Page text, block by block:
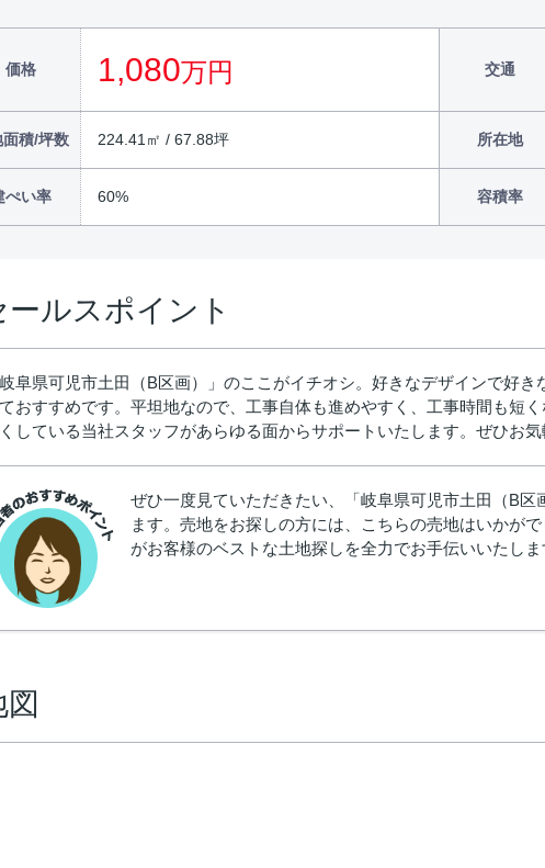
価格 1,080万円 交通
面積/坪数 224.41㎡ / 67.88坪 所在地
ぺい率 60% 容積率
ールスポイント
岐阜県可児市土田（B区画）」のここがイチオシ。好きなデザインで好
おすすめです。平坦地なので、工事自体も進めやすく、工事時間も短
している当社スタッフがあらゆる面からサポートいたします。ぜひお気
ぜひ一度見ていただきたい、「岐阜県可児市土田（B
ます。売地をお探しの方には、こちらの売地はいかが
がお客様のベストな土地探しを全力でお手伝いいたし